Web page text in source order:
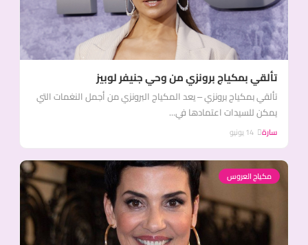
تألقي بمكياج برونزي من وحي جنيفر لوبيز
تألقي بمكياج برونزي – يعد المكياج البرونزي من أجمل النغمات التي
يمكن للسيدات اعتمادها في...
سارة
مكياج العروس